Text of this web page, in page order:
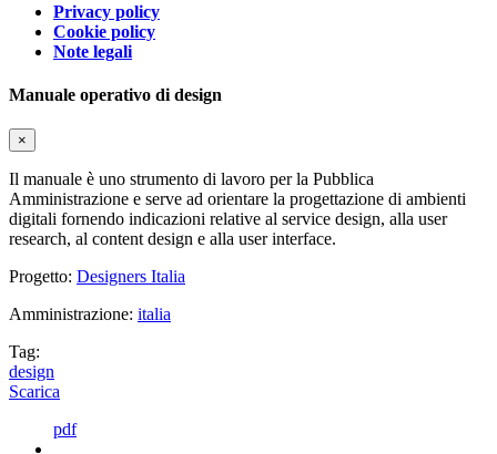
Privacy policy
Cookie policy
Note legali
Manuale operativo di design
×
Il manuale è uno strumento di lavoro per la Pubblica
Amministrazione e serve ad orientare la progettazione di ambienti
digitali fornendo indicazioni relative al service design, alla user
research, al content design e alla user interface.
Progetto: Designers Italia
Amministrazione: italia
Tag:
design
Scarica
pdf